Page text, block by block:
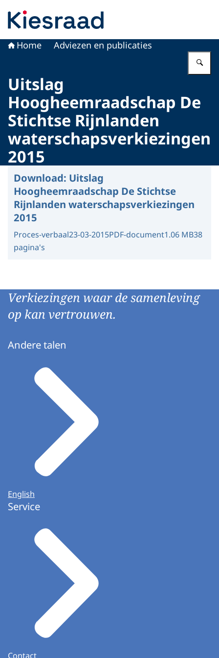
Home Adviezen en publicaties
Uitslag
Hoogheemraadschap De
Stichtse Rijnlanden
waterschapsverkiezingen
2015
Download: Uitslag
Hoogheemraadschap De Stichtse
Rijnlanden waterschapsverkiezingen
2015
Proces-verbaal23-03-2015PDF-document1.06 MB38
pagina's
Verkiezingen waar de samenleving
op kan vertrouwen.
Andere talen
English
Service
Contact